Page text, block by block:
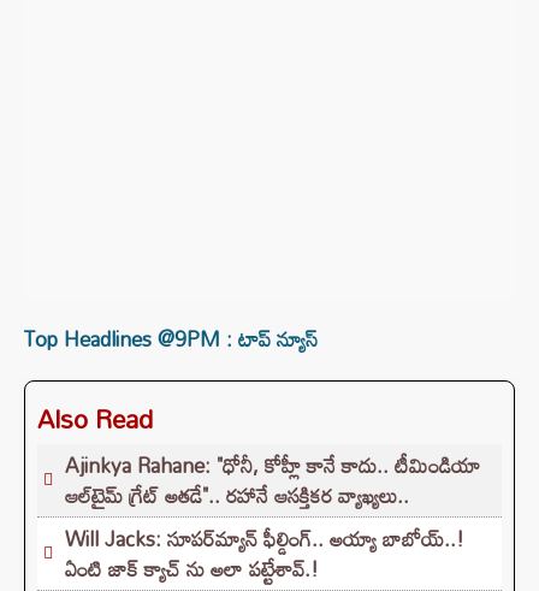
Top Headlines @9PM : టాప్‌ న్యూస్‌
Also Read
Ajinkya Rahane: "ధోనీ, కోహ్లీ కానే కాదు.. టీమిండియా
ఆల్‌టైమ్ గ్రేట్ అతడే".. రహానే ఆసక్తికర వ్యాఖ్యలు..
Will Jacks: సూపర్‌మ్యాన్ ఫీల్డింగ్.. అయ్యా బాబోయ్..!
ఏంటి జాక్ క్యాచ్ ను అలా పట్టేశావ్.!